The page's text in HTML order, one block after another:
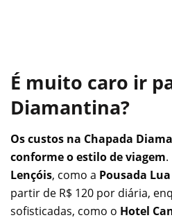
É muito caro ir
Diamantina?
Os custos na Chapada
conforme o estilo de viagem
Lençóis, como a Pousada
partir de R$ 120 por diária,
sofisticadas, como o Hotel